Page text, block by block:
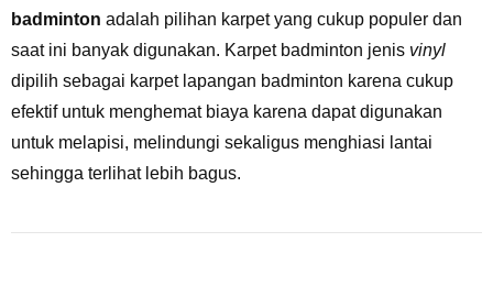
badminton adalah pilihan karpet yang cukup populer dan
saat ini banyak digunakan. Karpet badminton jenis vinyl
dipilih sebagai karpet lapangan badminton karena cukup
efektif untuk menghemat biaya karena dapat digunakan
untuk melapisi, melindungi sekaligus menghiasi lantai
sehingga terlihat lebih bagus.